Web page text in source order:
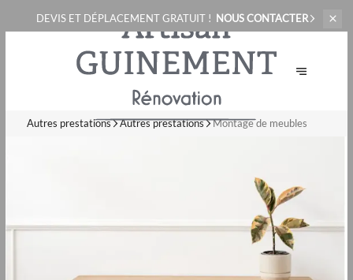
DEVIS ET DÉPLACEMENT GRATUIT ! NOUS CONTACTER
Autres prestations Autres prestations Montage de meubles